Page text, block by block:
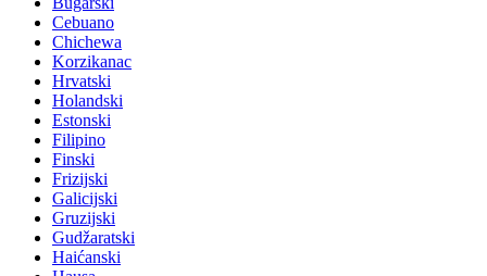
Cebuano
Chichewa
Korzikanac
Hrvatski
Holandski
Estonski
Filipino
Finski
Frizijski
Galicijski
Gruzijski
Gudžaratski
Haićanski